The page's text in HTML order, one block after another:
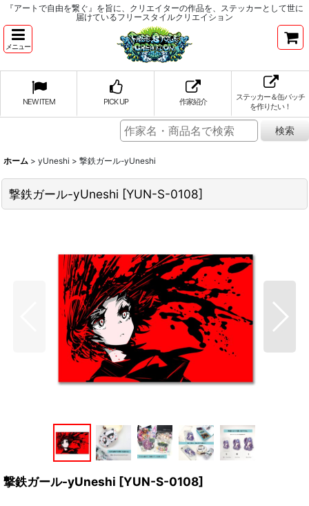
『アートで自由を繋ぐ』を旨に、クリエイターの作品を、ステッカーとして世に
届けているフリースタイルクリエイション
メニュー
NEW ITEM PICK UP 作家紹介
ステッカー＆缶バッチ
を作りたい！
ホーム > yUneshi > 撃鉄ガール-yUneshi
撃鉄ガール-yUneshi [YUN-S-0108]
撃鉄ガール-yUneshi [YUN-S-0108]